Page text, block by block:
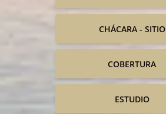
CHÁCARA - SITIO
COBERTURA
ESTUDIO